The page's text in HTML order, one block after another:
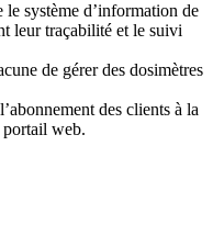
système d’information de
leur traçabilité et le suivi
de gérer des dosimètres
des clients à la
web.